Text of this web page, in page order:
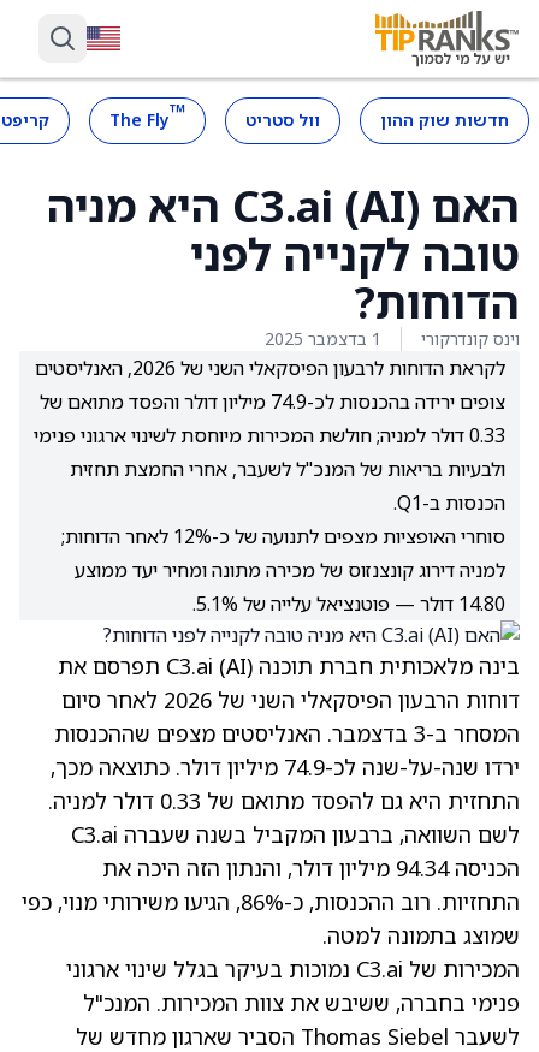
חדשות שוק ההון וול סטריט ™
The Fly
האם C3.ai (AI) היא מניה
טובה לקנייה לפני
הדוחות?
וינס קונדרקורי 1 בדצמבר 2025
לקראת הדוחות לרבעון הפיסקאלי השני של 2026, האנליסטים
צופים ירידה בהכנסות לכ-74.9 מיליון דולר והפסד מתואם של
0.33 דולר למניה; חולשת המכירות מיוחסת לשינוי ארגוני פנימי
ולבעיות בריאות של המנכ"ל לשעבר, אחרי החמצת תחזית
הכנסות ב-Q1.
סוחרי האופציות מצפים לתנועה של כ-12% לאחר הדוחות;
למניה דירוג קונצנזוס של מכירה מתונה ומחיר יעד ממוצע
14.80 דולר — פוטנציאל עלייה של 5.1%.
בינה מלאכותית חברת תוכנה C3.ai (AI)
תפרסם את
דוחות הרבעון הפיסקאלי השני של 2026 לאחר סיום
המסחר ב-3 בדצמבר. האנליסטים מצפים שההכנסות
ירדו שנה-על-שנה לכ-74.9 מיליון דולר. כתוצאה מכך,
התחזית היא גם להפסד מתואם של 0.33 דולר למניה
.
לשם השוואה, ברבעון המקביל בשנה שעברה C3.ai
הכניסה 94.34 מיליון דולר, והנתון הזה היכה את
התחזיות. רוב ההכנסות, כ-86%, הגיעו משירותי מנוי
, כפי
שמוצג בתמונה למטה.
המכירות של C3.ai נמוכות בעיקר בגלל שינוי ארגוני
פנימי בחברה, ששיבש את צוות המכירות. המנכ"ל
לשעבר Thomas Siebel הסביר שארגון מחדש של